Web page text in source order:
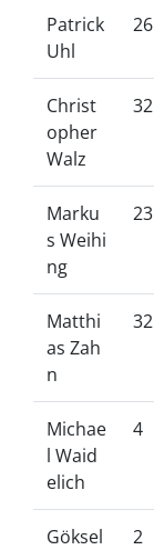
Patrick
Uhl
26
Christ
opher
Walz
32
Marku
s Weihi
ng
23
Matthi
as Zah
n
32
Michae
l Waid
elich
4
Göksel
2